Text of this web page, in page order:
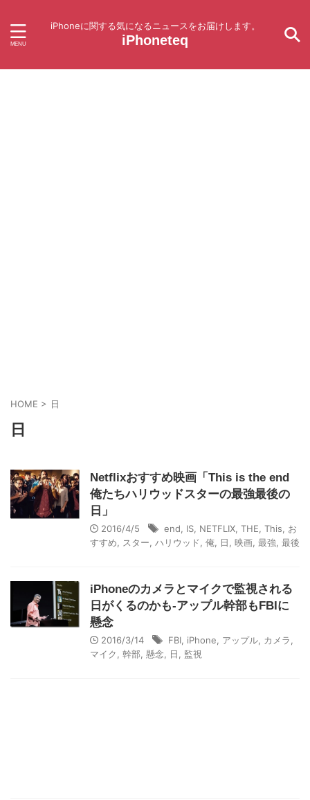
iPhoneに関する気になるニュースをお届けします。
iPhoneteq
HOME > 日
日
Netflixおすすめ映画「This is the end
俺たちハリウッドスターの最強最後の
日」
2016/4/5 end IS NETFLIX THE This
お
すすめ
スター ハリウッド 俺 日 映画 最強 最後
iPhoneのカメラとマイクで監視される
日がくるのかも-アップル幹部もFBIに
懸念
2016/3/14 FBI iPhone アップル カメラ
マイク
幹部 懸念 日 監視